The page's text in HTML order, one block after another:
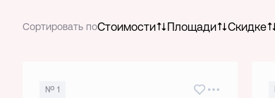
Сортировать поСтоимости Площади Скидке
№ 1